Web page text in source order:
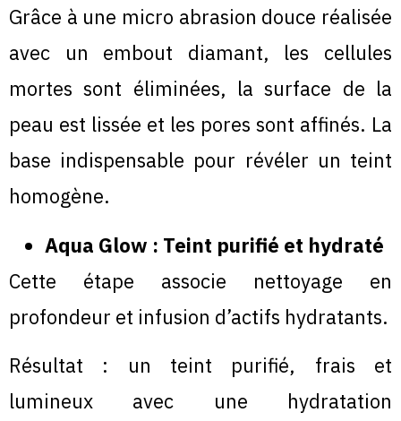
Grâce à une micro abrasion douce réalisée
avec un embout diamant, les cellules
mortes sont éliminées, la surface de la
peau est lissée et les pores sont affinés. La
base indispensable pour révéler un teint
homogène.
Aqua Glow : Teint purifié et hydraté
Cette étape associe nettoyage en
profondeur et infusion d’actifs hydratants.
Résultat : un teint purifié, frais et
lumineux avec une hydratation